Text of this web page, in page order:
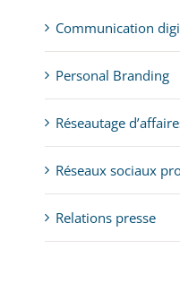
Communication
Personal Branding
Réseautage
Réseaux sociaux
Relations presse